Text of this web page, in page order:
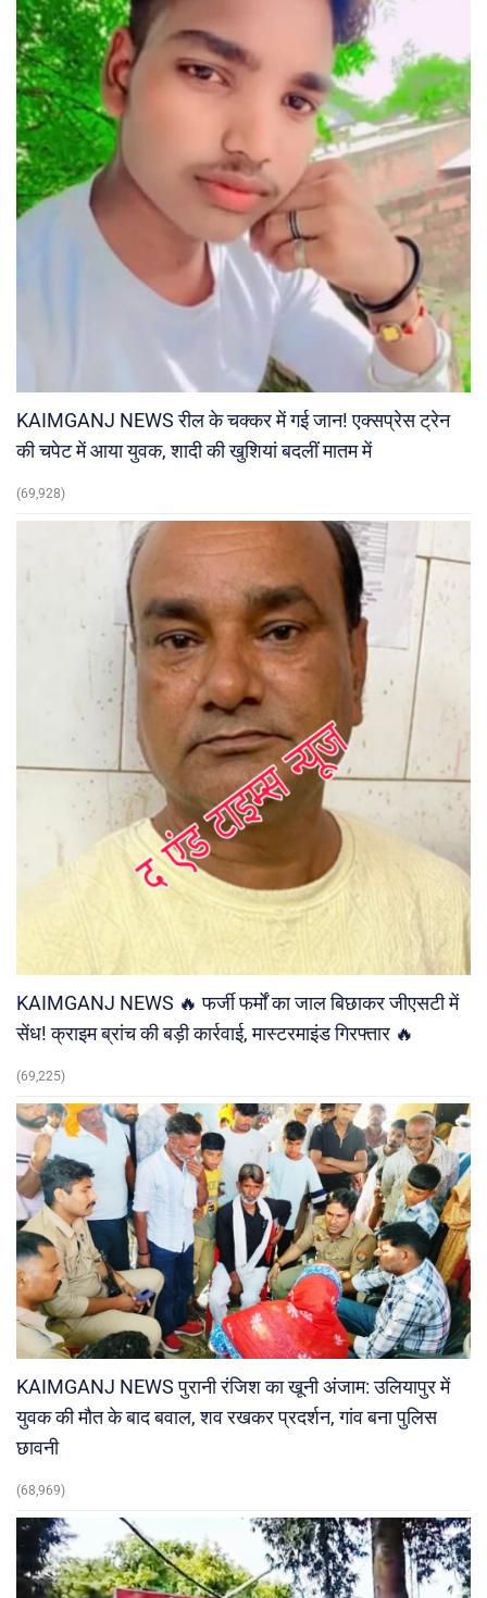
KAIMGANJ NEWS रील के चक्कर में गई जान! एक्सप्रेस ट्रेन
की चपेट में आया युवक, शादी की खुशियां बदलीं मातम में
(69,928)
KAIMGANJ NEWS 🔥 फर्जी फर्मों का जाल बिछाकर जीएसटी में
सेंध! क्राइम ब्रांच की बड़ी कार्रवाई, मास्टरमाइंड गिरफ्तार 🔥
(69,225)
KAIMGANJ NEWS पुरानी रंजिश का खूनी अंजाम: उलियापुर में
युवक की मौत के बाद बवाल, शव रखकर प्रदर्शन, गांव बना पुलिस
छावनी
(68,969)